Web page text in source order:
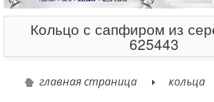
Кольцо с сапфиром из
625443
главная страница кольца